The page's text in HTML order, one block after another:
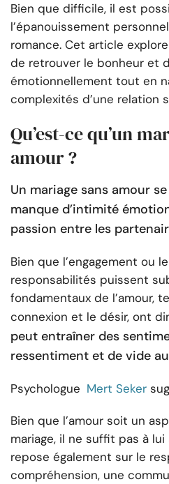
Bien que difficile, il est
l’épanouissement
romance. Cet article
de retrouver le bonheur et
émotionnellement tout en
complexités d’une relation
Qu’est-ce qu’un
amour ?
Un mariage sans amour
manque d’intimité
passion entre les
Bien que l’engagement ou
responsabilités puissent
fondamentaux de l’amour,
connexion et le désir, ont
peut entraîner des
ressentiment et de vide
Psychologue Mert Seker
Bien que l’amour soit un
mariage, il ne suffit pas à lui
repose également sur le
compréhension, une